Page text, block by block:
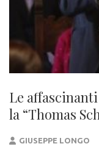
Le
la “Thomas
GIUSEPPE LONGO